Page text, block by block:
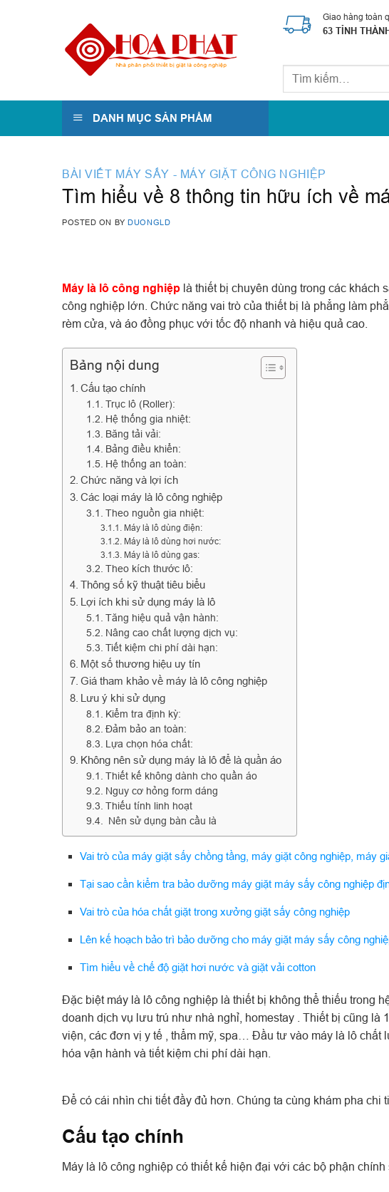
Giao hàng toàn
63 TỈNH
Tìm
DANH MỤC SẢN PHẨM
BÀI VIẾT MÁY SẤY - MÁY GIẶT CÔNG NGHIỆP
Tìm hiểu về 8 thông tin hữu ích về
POSTED ON BYDUONGLD
Máy là lô công nghiệp là thiết bị chuyên dùng trong các khách
công nghiệp lớn. Chức năng vai trò của thiết bị là phẳng làm
rèm cửa, và áo đồng phục với tốc độ nhanh và hiệu quả cao.
Bảng nội dung
Cấu tạo chính
Trục lô (Roller):
Hệ thống gia nhiệt:
Băng tải vải:
Bảng điều khiển:
Hệ thống an toàn:
Chức năng và lợi ích
Các loại máy là lô công nghiệp
Theo nguồn gia nhiệt:
Máy là lô dùng điện:
Máy là lô dùng hơi nước:
Máy là lô dùng gas:
Theo kích thước lô:
Thông số kỹ thuật tiêu biểu
Lợi ích khi sử dụng máy là lô
Tăng hiệu quả vận hành:
Nâng cao chất lượng dịch vụ:
Tiết kiệm chi phí dài hạn:
Một số thương hiệu uy tín
Giá tham khảo về máy là lô công nghiệp
Lưu ý khi sử dụng
Kiểm tra định kỳ:
Đảm bảo an toàn:
Lựa chọn hóa chất:
Không nên sử dụng máy là lô để là quần áo
Thiết kế không dành cho quần áo
Nguy cơ hỏng form dáng
Thiếu tính linh hoạt
Nên sử dụng bàn cầu là
Vai trò của máy giặt sấy chồng tầng, máy giặt công nghiệp, máy
Tại sao cần kiểm tra bảo dưỡng máy giặt máy sấy công nghiệp
Vai trò của hóa chất giặt trong xưởng giặt sấy công nghiệp
Lên kế hoạch bảo trì bảo dưỡng cho máy giặt máy sấy công
Tìm hiểu về chế độ giặt hơi nước và giặt vải cotton
Đặc biệt máy là lô công nghiệp là thiết bị không thể thiếu trong
doanh dịch vụ lưu trú như nhà nghỉ, homestay . Thiết bị cũng là
viện, các đơn vị y tế , thẩm mỹ, spa… Đầu tư vào máy là lô
hóa vận hành và tiết kiệm chi phí dài hạn.
Để có cái nhìn chi tiết đầy đủ hơn. Chúng ta cùng khám pha chi
Cấu tạo chính
Máy là lô công nghiệp có thiết kế hiện đại với các bộ phận chính